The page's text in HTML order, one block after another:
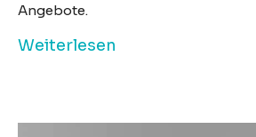
Angebote.
Weiterlesen